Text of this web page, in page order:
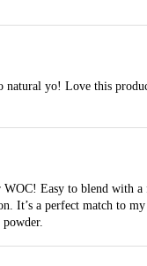
natural yo! Love this
Easy to blend with
It’s a perfect match to